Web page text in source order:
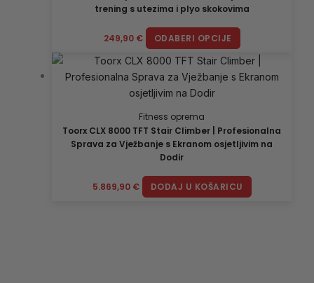
trening s utezima i plyo skokovima
249,90 € ODABERI OPCIJE
Fitness oprema
Toorx CLX 8000 TFT Stair Climber | Profesionalna
Sprava za Vježbanje s Ekranom osjetljivim na
Dodir
5.869,90 € DODAJ U KOŠARICU